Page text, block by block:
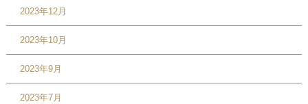
2023年12月
2023年10月
2023年9月
2023年7月